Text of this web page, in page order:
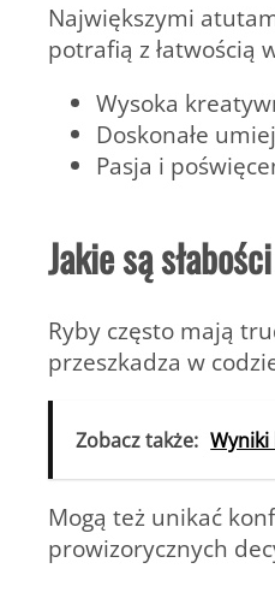
Największymi
potrafią z łatwością
Wysoka
Doskonałe
Pasja i
Jakie są
Ryby często mają
przeszkadza w
Zobacz także:
Mogą też unikać
prowizorycznych